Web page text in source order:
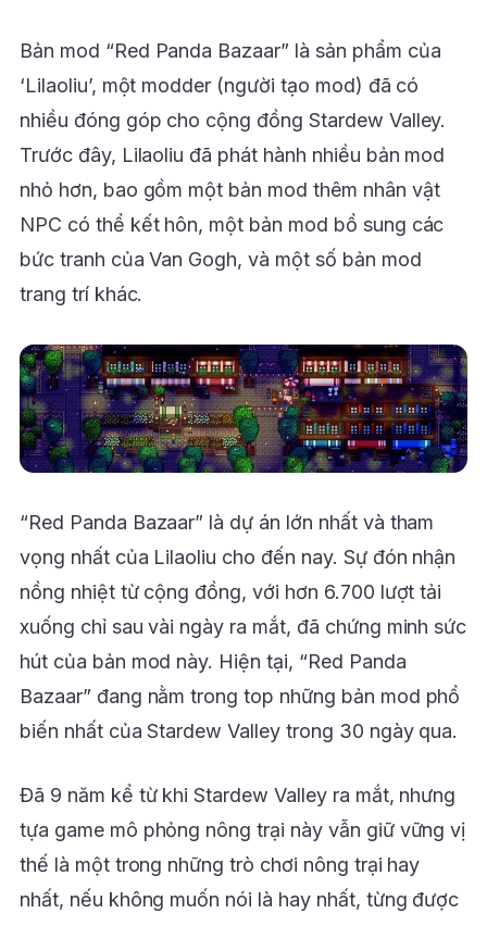
Bản mod “Red Panda Bazaar” là sản phẩm của
‘Lilaoliu’, một modder (người tạo mod) đã có
nhiều đóng góp cho cộng đồng Stardew Valley.
Trước đây, Lilaoliu đã phát hành nhiều bản mod
nhỏ hơn, bao gồm một bản mod thêm nhân vật
NPC có thể kết hôn, một bản mod bổ sung các
bức tranh của Van Gogh, và một số bản mod
trang trí khác.
“Red Panda Bazaar” là dự án lớn nhất và tham
vọng nhất của Lilaoliu cho đến nay. Sự đón nhận
nồng nhiệt từ cộng đồng, với hơn 6.700 lượt tải
xuống chỉ sau vài ngày ra mắt, đã chứng minh sức
hút của bản mod này. Hiện tại, “Red Panda
Bazaar” đang nằm trong top những bản mod phổ
biến nhất của Stardew Valley trong 30 ngày qua.
Đã 9 năm kể từ khi Stardew Valley ra mắt, nhưng
tựa game mô phỏng nông trại này vẫn giữ vững vị
thế là một trong những trò chơi nông trại hay
nhất, nếu không muốn nói là hay nhất, từng được